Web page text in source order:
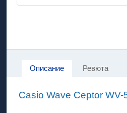
Описание Ревюта
Casio Wave Ceptor WV-